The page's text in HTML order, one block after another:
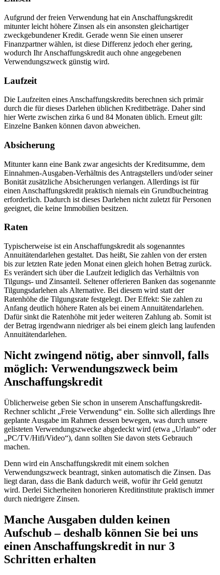
Aufgrund der freien Verwendung hat ein Anschaffungskredit
mitunter leicht höhere Zinsen als ein ansonsten gleichartiger
zweckgebundener Kredit. Gerade wenn Sie einen unserer
Finanzpartner wählen, ist diese Differenz jedoch eher gering,
wodurch Ihr Anschaffungskredit auch ohne angegebenen
Verwendungszweck günstig wird.
Laufzeit
Die Laufzeiten eines Anschaffungskredits berechnen sich primär
durch die für dieses Darlehen üblichen Kreditbeträge. Daher sind
hier Werte zwischen zirka 6 und 84 Monaten üblich. Erneut gilt:
Einzelne Banken können davon abweichen.
Absicherung
Mitunter kann eine Bank zwar angesichts der Kreditsumme, dem
Einnahmen-Ausgaben-Verhältnis des Antragstellers und/oder seiner
Bonität zusätzliche Absicherungen verlangen. Allerdings ist für
einen Anschaffungskredit praktisch niemals ein Grundbucheintrag
erforderlich. Dadurch ist dieses Darlehen nicht zuletzt für Personen
geeignet, die keine Immobilien besitzen.
Raten
Typischerweise ist ein Anschaffungskredit als sogenanntes
Annuitätendarlehen gestaltet. Das heißt, Sie zahlen von der ersten
bis zur letzten Rate jeden Monat einen gleich hohen Betrag zurück.
Es verändert sich über die Laufzeit lediglich das Verhältnis von
Tilgungs- und Zinsanteil. Seltener offerieren Banken das sogenannte
Tilgungsdarlehen als Alternative. Bei diesem wird statt der
Ratenhöhe die Tilgungsrate festgelegt. Der Effekt: Sie zahlen zu
Anfang deutlich höhere Raten als bei einem Annuitätendarlehen.
Dafür sinkt die Ratenhöhe mit jeder weiteren Zahlung ab. Somit ist
der Betrag irgendwann niedriger als bei einem gleich lang laufenden
Annuitätendarlehen.
Nicht zwingend nötig, aber sinnvoll, falls
möglich: Verwendungszweck beim
Anschaffungskredit
Üblicherweise geben Sie schon in unserem Anschaffungskredit-
Rechner schlicht „Freie Verwendung“ ein. Sollte sich allerdings Ihre
geplante Ausgabe im Rahmen dessen bewegen, was durch unsere
gelisteten Verwendungszwecke abgedeckt wird (etwa „Urlaub“ oder
„PC/TV/Hifi/Video“), dann sollten Sie davon stets Gebrauch
machen.
Denn wird ein Anschaffungskredit mit einem solchen
Verwendungszweck beantragt, sinken automatisch die Zinsen. Das
liegt daran, dass die Bank dadurch weiß, wofür ihr Geld genutzt
wird. Derlei Sicherheiten honorieren Kreditinstitute praktisch immer
durch niedrigere Zinsen.
Manche Ausgaben dulden keinen
Aufschub – deshalb können Sie bei uns
einen Anschaffungskredit in nur 3
Schritten erhalten